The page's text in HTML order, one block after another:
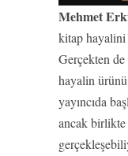
Mehmet
kitap
Gerçekten
hayalin
yayıncıda
ancak birlikte